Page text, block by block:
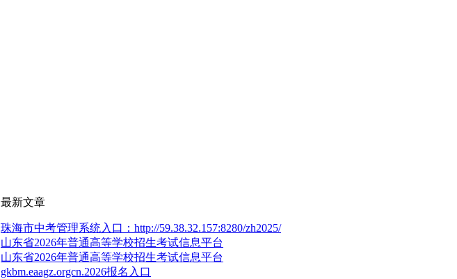
最新文章
珠海市中考管理系统入口：http://59.38.32.157:8280/zh2025/
山东省2026年普通高等学校招生考试信息平台
山东省2026年普通高等学校招生考试信息平台
gkbm.eaagz.orgcn.2026报名入口